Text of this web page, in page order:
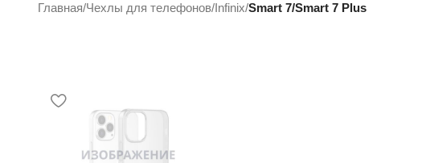
Главная/Чехлы для телефонов/Infinix/Smart 7/Smart 7 Plus